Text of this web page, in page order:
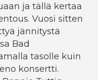
ja tällä kertaa
Vuosi sitten
jännitystä
Bad
tasolle kuin
konsertti.